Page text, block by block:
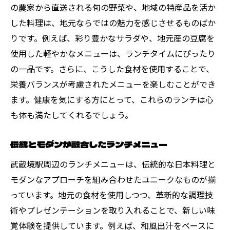
の農家から直送される旬の野菜や、地域の特産品を活か
した料理は、地元ならではの魅力を感じさせるものばか
りです。例えば、彩り豊かなサラダや、地元産の豆腐を
使用した軽やかなメニューは、ランチタイムにぴったり
の一品です。さらに、こうした食材を使用することで、
栄養バランスが考慮されたメニューを楽しむことができ
ます。健康を気にする方にとって、これらのランチは心
も体も満たしてくれるでしょう。
伝統とモダンが融合したランチメニュー
武蔵境駅周辺のランチメニューは、伝統的な日本料理と
モダンなアプローチを組み合わせたユニークなものが揃
っています。地元の食材を使用しつつ、革新的な調理技
術やプレゼンテーションを取り入れることで、新しい味
覚体験を提供しています。例えば、和風出汁をベースに